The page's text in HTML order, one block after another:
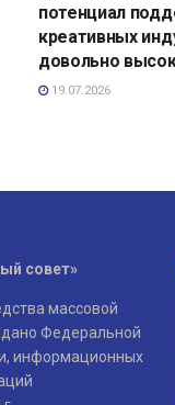
потенциал
креативных
довольно
19.07.2026
совет»
массовой
Федеральной
информационных